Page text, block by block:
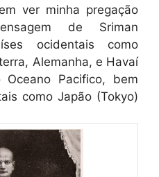
ver minha pregação
de Sriman
ocidentais como
Alemanha, e Havaí
Pacifico, bem
como Japão (Tokyo)